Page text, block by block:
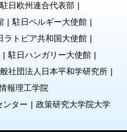
駐日欧州連合代表部
駐日ベルギー大使館
ラトビア共和国大使館
駐日ハンガリー大使館
社団法人日本平和学研究所
報理工学院
ンター
政策研究大学院大学